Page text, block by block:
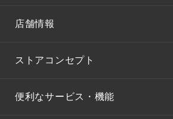
店舗情報
ストアコンセプト
便利なサービス・機能